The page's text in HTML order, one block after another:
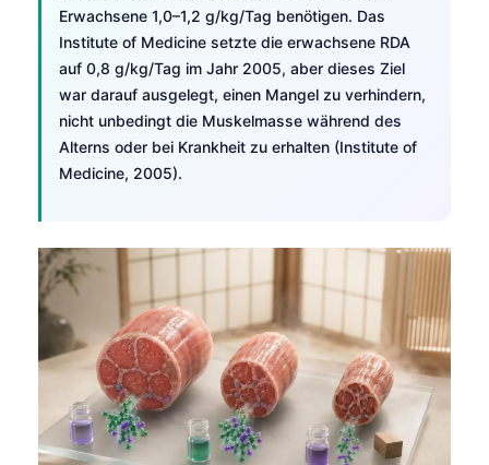
Erwachsene 1,0–1,2 g/kg/Tag benötigen. Das
Institute of Medicine setzte die erwachsene RDA
auf 0,8 g/kg/Tag im Jahr 2005, aber dieses Ziel
war darauf ausgelegt, einen Mangel zu verhindern,
nicht unbedingt die Muskelmasse während des
Alterns oder bei Krankheit zu erhalten (Institute of
Medicine, 2005).